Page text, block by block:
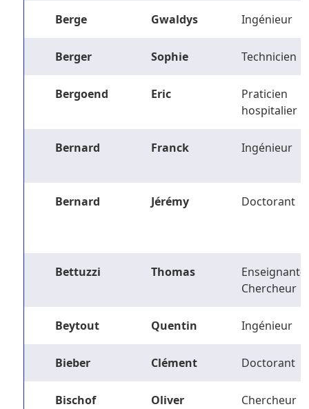
Berge Gwaldys Ingénieur
Berger Sophie Technicien
Bergoend Eric
Praticien
hospitalier
Bernard Franck Ingénieur
Bernard Jérémy Doctorant
Bettuzzi Thomas
Enseignant-
Chercheur
Beytout Quentin Ingénieur
Bieber Clément Doctorant
Bischof Oliver Chercheur